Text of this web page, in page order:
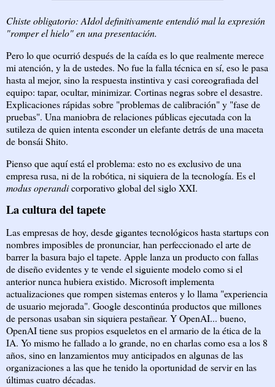
Chiste obligatorio: AIdol definitivamente entendió mal la expresión
"romper el hielo" en una presentación.
Pero lo que ocurrió después de la caída es lo que realmente merece
mi atención, y la de ustedes. No fue la falla técnica en sí, eso le pasa
hasta al mejor, sino la respuesta instintiva y casi coreografiada del
equipo: tapar, ocultar, minimizar. Cortinas negras sobre el desastre.
Explicaciones rápidas sobre "problemas de calibración" y "fase de
pruebas". Una maniobra de relaciones públicas ejecutada con la
sutileza de quien intenta esconder un elefante detrás de una maceta
de bonsái Shito.
Pienso que aquí está el problema: esto no es exclusivo de una
empresa rusa, ni de la robótica, ni siquiera de la tecnología. Es el
modus operandicorporativo global del siglo XXI.
La cultura del tapete
Las empresas de hoy, desde gigantes tecnológicos hasta startups con
nombres imposibles de pronunciar, han perfeccionado el arte de
barrer la basura bajo el tapete. Apple lanza un producto con fallas
de diseño evidentes y te vende el siguiente modelo como si el
anterior nunca hubiera existido. Microsoft implementa
actualizaciones que rompen sistemas enteros y lo llama "experiencia
de usuario mejorada". Google descontinúa productos que millones
de personas usaban sin siquiera pestañear. Y OpenAI... bueno,
OpenAI tiene sus propios esqueletos en el armario de la ética de la
IA. Yo mismo he fallado a lo grande, no en charlas como esa a los 8
años, sino en lanzamientos muy anticipados en algunas de las
organizaciones a las que he tenido la oportunidad de servir en las
últimas cuatro décadas.